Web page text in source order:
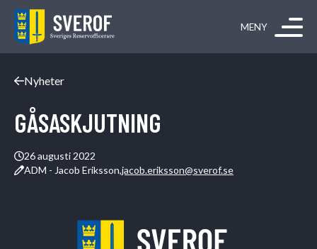
Hoppa till innehåll
Nyheter
GÅSASKJUTNING
26 augusti 2022
ADM - Jacob Eriksson,jacob.eriksson@sverof.se